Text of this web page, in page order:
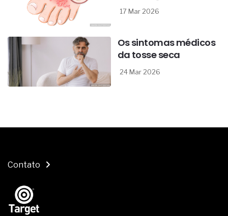
17 Mar 2026
Os sintomas médicos
da tosse seca
24 Mar 2026
Contato